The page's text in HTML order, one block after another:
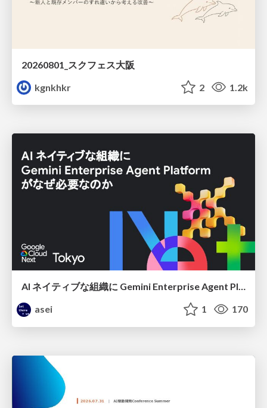
20260801_スクフェス大阪
kgnkhkr
2 1.2k
AI ネイティブな組織に Gemini Enterprise Agent Platform がなぜ必要なのか
asei
1 170